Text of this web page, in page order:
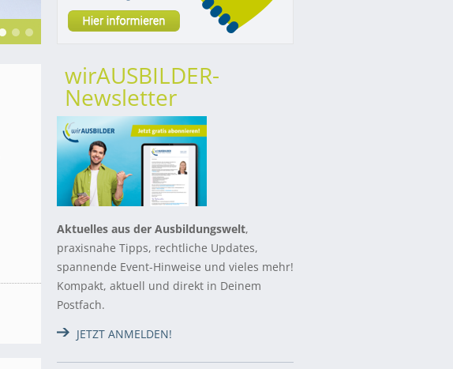
wirAUSBILDER-
Newsletter
Aktuelles aus der Ausbildungswelt,
praxisnahe Tipps, rechtliche Updates,
spannende Event-Hinweise und vieles mehr!
Kompakt, aktuell und direkt in Deinem
Postfach.
JETZT ANMELDEN!